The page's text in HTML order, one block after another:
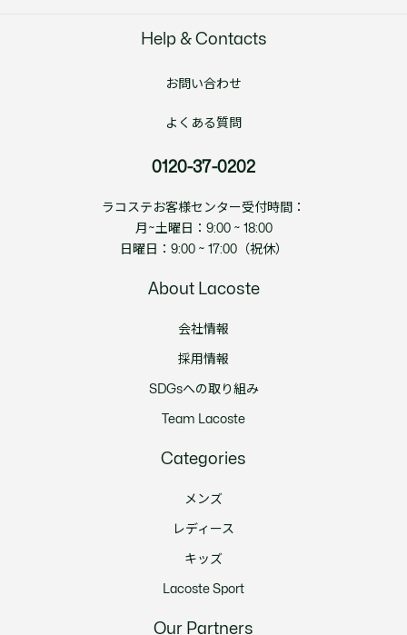
Help & Contacts
お問い合わせ
よくある質問
0120-37-0202
ラコステお客様センター受付時間：
月~土曜日：9:00 ~ 18:00
日曜日：9:00 ~ 17:00（祝休）
About Lacoste
会社情報
採用情報
SDGsへの取り組み
Team Lacoste
Categories
メンズ
レディース
キッズ
Lacoste Sport
Our Partners